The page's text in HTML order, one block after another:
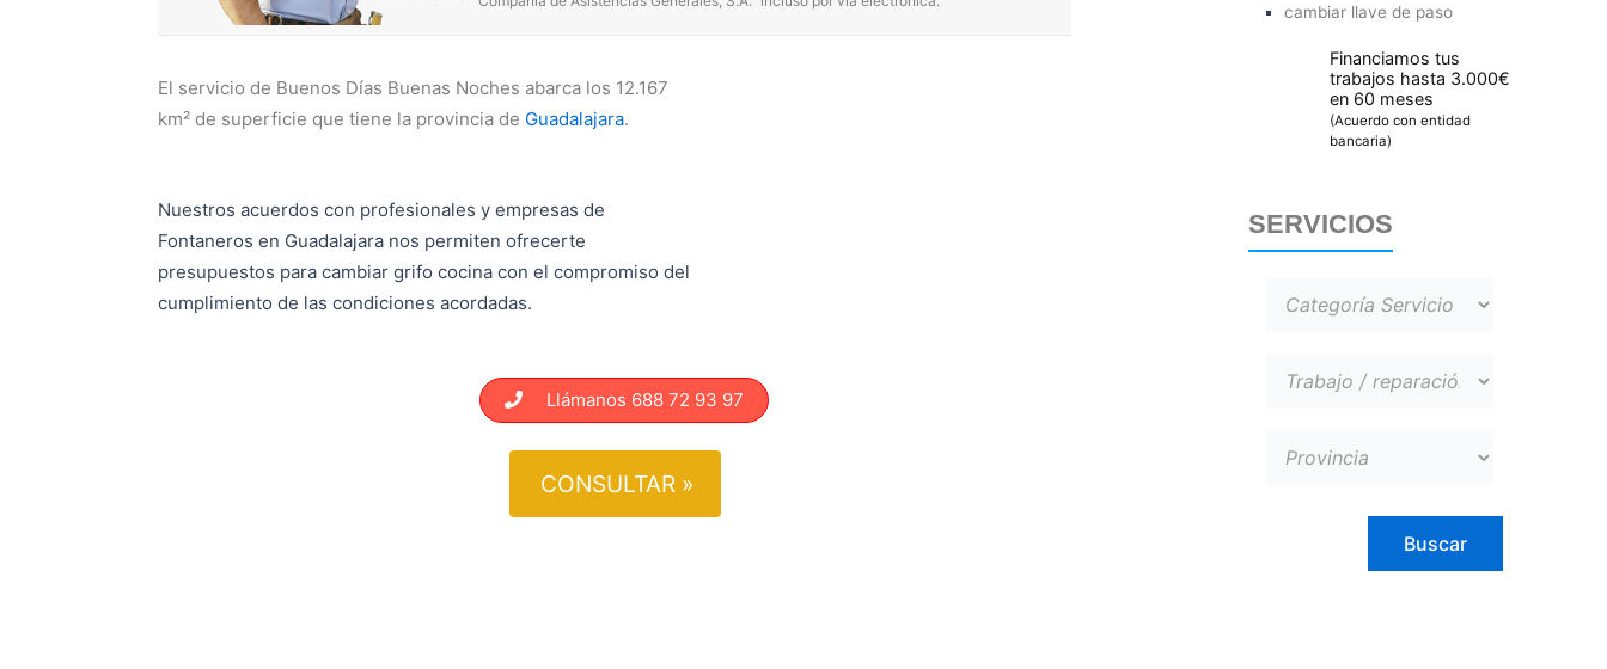
El servicio de Buenos Días Buenas Noches abarca los 12.167
km² de superficie que tiene la provincia de Guadalajara.
Nuestros acuerdos con profesionales y empresas de
Fontaneros en Guadalajara nos permiten ofrecerte
presupuestos para cambiar grifo cocina con el compromiso del
cumplimiento de las condiciones acordadas.
Llámanos 688 72 93 97
CONSULTAR »
cambiar llave de paso
Financiamos tus
trabajos hasta 3.000€
en 60 meses
(Acuerdo con entidad
bancaria)
SERVICIOS